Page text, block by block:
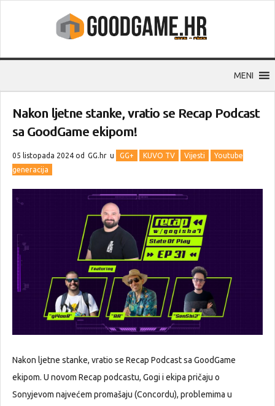
MENI
Nakon ljetne stanke, vratio se Recap Podcast
sa GoodGame ekipom!
05 listopada 2024 od GG.hr u GG+ KUVO TV Vijesti
Youtube
generacija
Nakon ljetne stanke, vratio se Recap Podcast sa GoodGame
ekipom. U novom Recap podcastu, Gogi i ekipa pričaju o
Sonyjevom najvećem promašaju (Concordu), problemima u